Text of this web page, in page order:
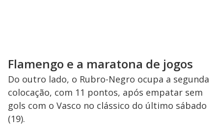
Flamengo e a maratona de jogos
Do outro lado, o Rubro-Negro ocupa a segunda
colocação, com 11 pontos, após empatar sem
gols com o Vasco no clássico do último sábado
(19).